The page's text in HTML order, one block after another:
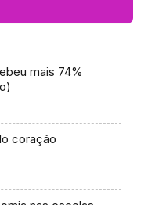
mais 74%
coração